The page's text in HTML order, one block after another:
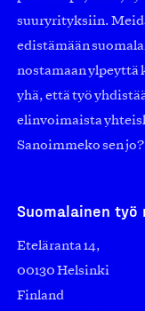
suuryrityksiin.
edistämään
nostamaan ylpeyttä
yhä, että työ
elinvoimaista
Sanoimmeko sen jo?
Suomalainen työ
Eteläranta 14,
00130 Helsinki
Finland